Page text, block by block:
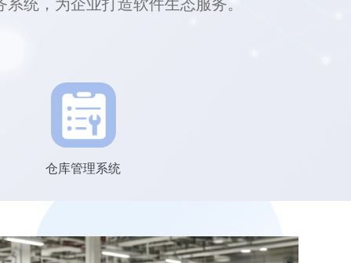
统，为企业打造软件生态服务。
仓库管理系统